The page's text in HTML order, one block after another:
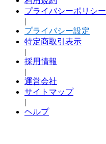
プライバシーポリシー
|
プライバシー設定
特定商取引表示
|
採用情報
|
運営会社
サイトマップ
|
ヘルプ